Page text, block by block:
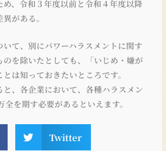
、令和３年度以前と令和４年度以降
がある。
て、別にパワーハラスメントに関す
のを除いたとしても、「いじめ・嫌が
は知っておきたいところです。
と、各企業において、各種ハラスメン
全を期す必要があるといえます。
Twitter